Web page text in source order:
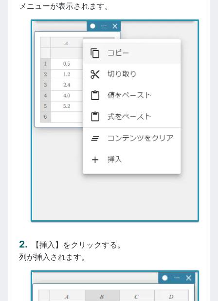
メニューが表示されます。
【挿入】をクリックする。
列が挿入されます。